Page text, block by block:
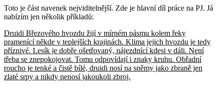
Toto je část navenek nejviditelnější. Zde je hlavní díl práce na PJ. Já
nabízím jen několik příkladů:
Druidi Březového hvozdu žijí v mírném pásmu kolem řeky
pramenící někde v teplejších krajinách. Klima jejich hvozdu je tedy
příznivé. Lesík je dobře ošetřovaný, nájezdnící kdesi v dáli. Není
třeba se znepokojovat. Tomu odpovídají i znaky kruhu. Obřadní
roucho je tenké a čistě bílé, druidi nosí na sněmy jako zbraně jen
zlaté srpy a nikdy nenosí jakoukoli zbroj.